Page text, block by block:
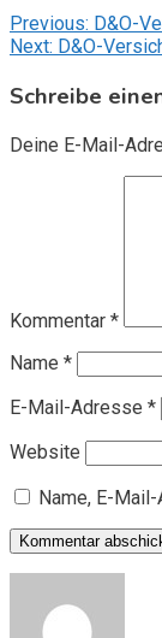
Previous: D&O-
Next: D&O-
Schreibe
Deine E-Mail-
Kommentar *
Name *
E-Mail-Adresse *
Website
Name, E-